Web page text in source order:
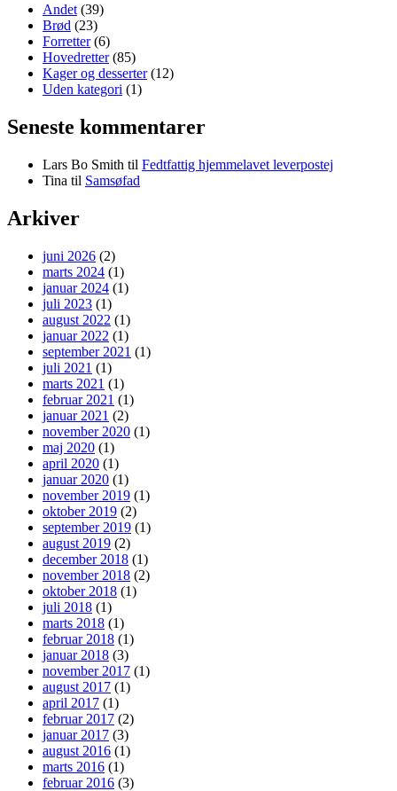
Andet (39)
Brød (23)
Forretter(6)
Hovedretter(85)
Kager og desserter(12)
Uden kategori (1)
Seneste kommentarer
Lars Bo Smith til Fedtfattig hjemmelavet leverpostej
Tina til Samsøfad
Arkiver
juni 2026 (2)
marts 2024 (1)
januar 2024 (1)
juli 2023 (1)
august 2022 (1)
januar 2022 (1)
september 2021 (1)
juli 2021 (1)
marts 2021 (1)
februar 2021 (1)
januar 2021 (2)
november 2020 (1)
maj 2020 (1)
april 2020 (1)
januar 2020 (1)
november 2019 (1)
oktober 2019 (2)
september 2019 (1)
august 2019 (2)
december 2018 (1)
november 2018 (2)
oktober 2018 (1)
juli 2018 (1)
marts 2018 (1)
februar 2018 (1)
januar 2018 (3)
november 2017 (1)
august 2017 (1)
april 2017 (1)
februar 2017 (2)
januar 2017 (3)
august 2016 (1)
marts 2016 (1)
februar 2016 (3)